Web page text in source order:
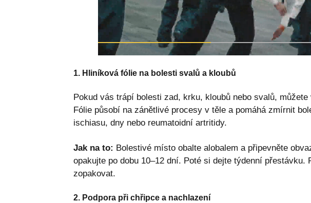
1. Hliníková fólie na bolesti svalů a kloubů
Pokud vás trápí bolesti zad, krku, kloubů nebo svalů,
Fólie působí na zánětlivé procesy v těle a pomáhá zmírnit
ischiasu, dny nebo reumatoidní artritidy.
Jak na to: Bolestivé místo obalte alobalem a připevněte
opakujte po dobu 10–12 dní. Poté si dejte týdenní přestávku.
zopakovat.
2. Podpora při chřipce a nachlazení